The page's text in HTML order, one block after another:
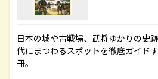
日本の城や古戦場、武将ゆかりの史
代にまつわるスポットを徹底ガイド
冊。